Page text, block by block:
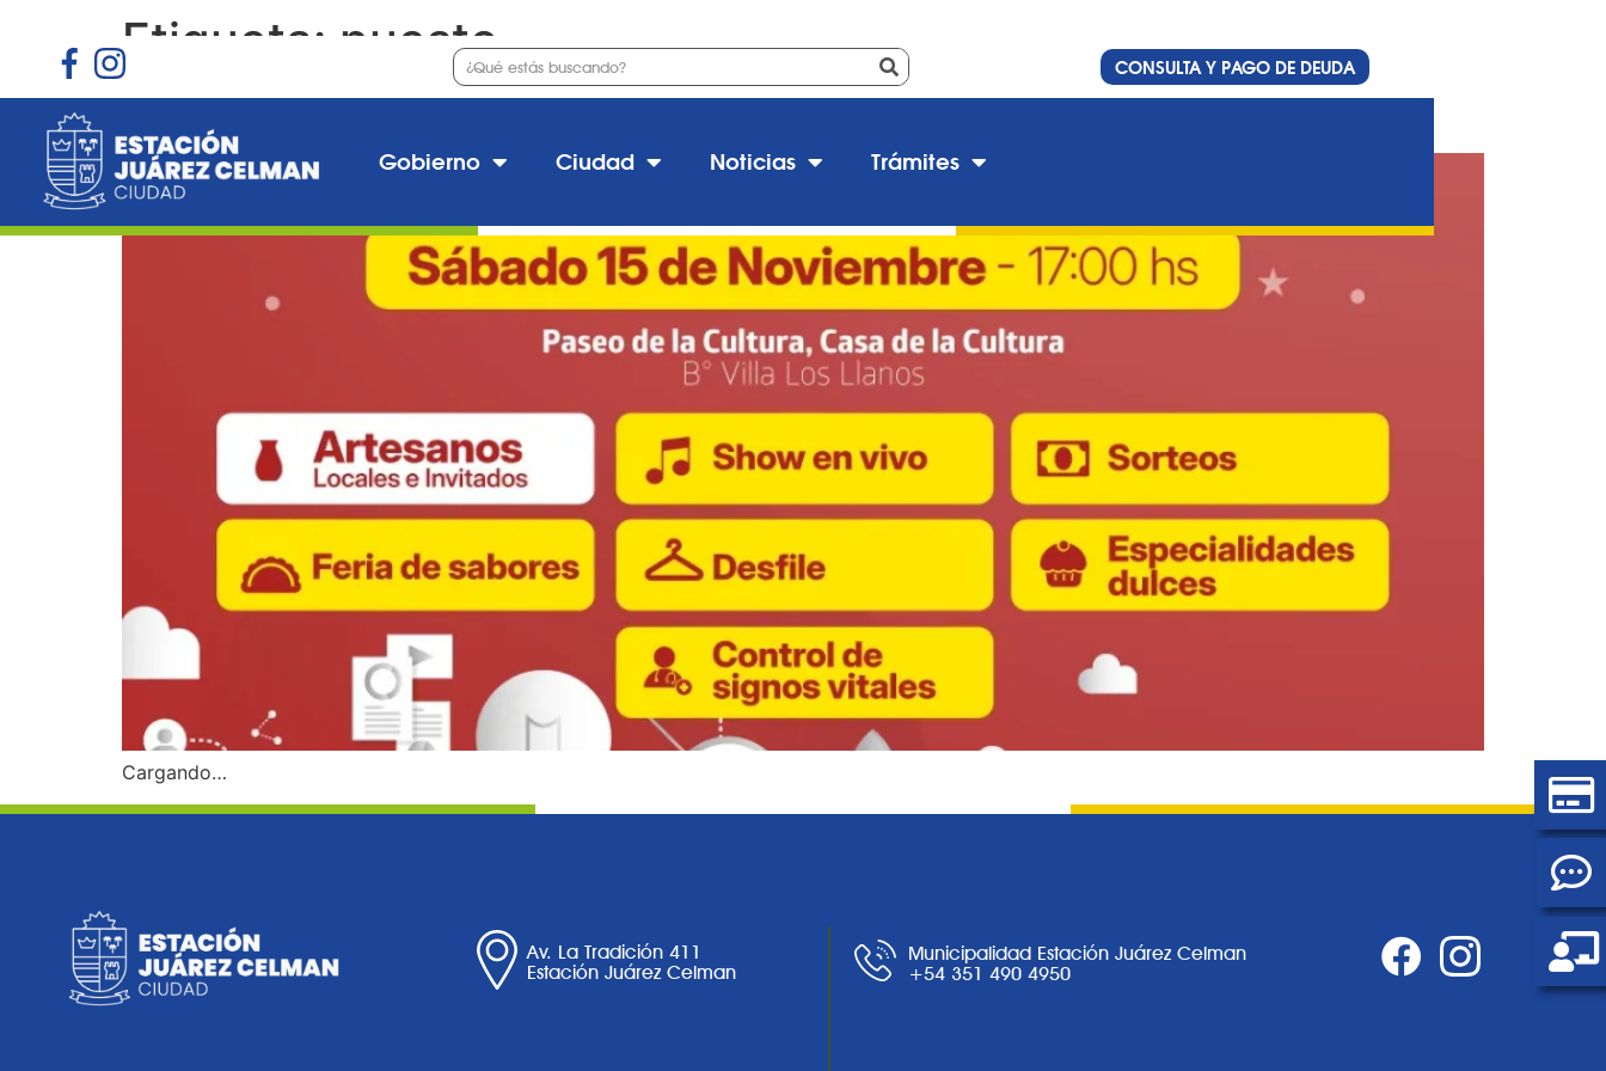
CONSULTA Y PAGO DE DEUDA
Gobierno Ciudad Noticias Trámites
Etiqueta: puesto
Inscripciones para «Feria Expo Emprender 2025»
Cargando…
Av. La Tradición 411
Estación Juárez Celman
Municipalidad Estación Juárez Celman
+54 351 490 4950